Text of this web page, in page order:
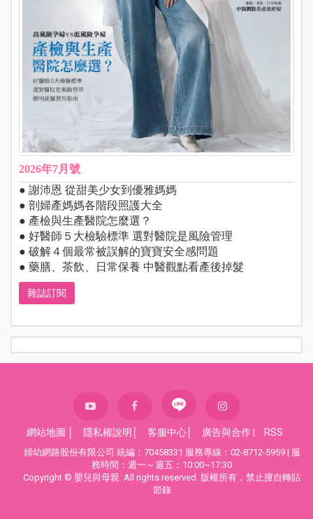
2026年7月號
● 謝沛恩 從甜美少女到優雅媽媽
● 剖婦產媽媽各階段照護大全
● 產檢與生產醫院怎麼選？
● 好醫師５大檢驗標準 選對醫院是風險管理
● 破解４個最常被誤解的寶寶安全感問題
● 藥膳、茶飲、日常保養 中醫觀點看產後掉髮
雜誌訂閱
網站地圖 隱私權說明 客服中心 廣告與合作 RSS
婦幼網路股份有限公司 統編：70458331 服務專線：02-8712-5959 | 服
務時間：週一～週五：10:00~17:30
Copyright © 嬰兒與母親. All rights reserved. 版權所有，禁止擅自轉貼
節錄